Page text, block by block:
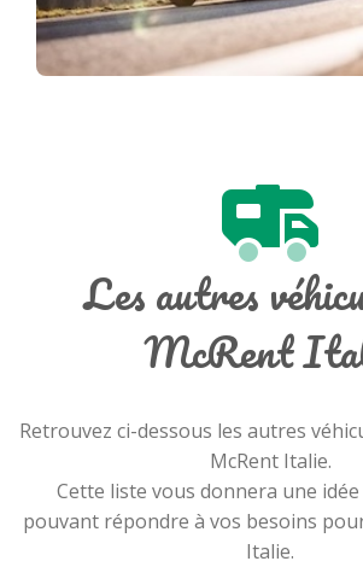
Les autres
McRent
Retrouvez ci-dessous les autres
McRent Italie.
Cette liste vous donnera une idée
pouvant répondre à vos besoins
Italie.